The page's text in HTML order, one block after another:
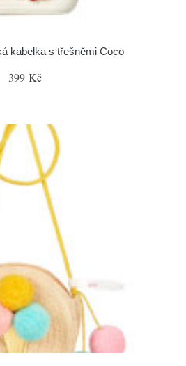
kabelka s třešněmi Coco
399 Kč